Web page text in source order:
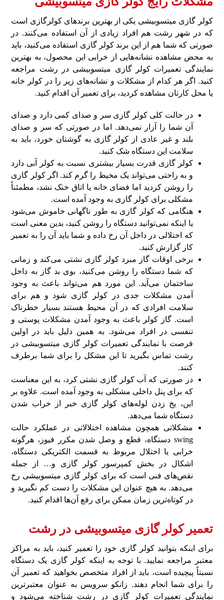
کولر گازی میتسوبیشی یکی از بهترین برندهای کولرگازی است
که در شهر رشت هم افراد زیادی از آن استفاده می‌کنند. در
صورتی که شما هم از این برند کولر گازی استفاده می‌کنید، باید
به محض مشاهده نشانه‌هایی از خرابی این محصول، به بهترین
نمایندگی تعمیرات کولر گازی میتسوبیشی در رشت مراجعه
کنید. اگر هر کدام از مشکلات و نشانه‌های زیر را در کولر خانه
یا محل کارتان مشاهده کردید، برای تعمیر آن اقدام کنید.
در حالت کلی کولر گازی سر و صدای کمی دارد و صدای
آن شما را آزار نمی‌دهد. اما در صورتی که سر و صدای
بلند و غیر عادی از کولر گازی به گوشتان خورد، باید به
سلامت این دستگاه شک کنید.
کولر گازی قدرت بسیار بیشتری نسبت به کولر آبی دارد
و به راحتی می‌تواند یک محیط را گرم کند. اگر کولر گازی
را روشن کردید اما فضای خانه یا اتاق خنک نشد، مطمئناً
مشکلی برای کولر گازی به وجود آمده است.
هنگامی که کولر گازی به طور ناگهانی خاموش می‌شود
یا اینکه نمی‌توانید دستگاه را روشن کنید، بدین معنی است
که اختلالی در داخل آن رخ داده و شما باید آن را به تعمیر
کار گزارش کنید.
برخی اوقات گاز مبرد کولر گازی نشتی می‌کند و زمانی
که شما دستگاه را روشن می‌کنید، بوی بد گاز به داخل
ساختمان می‌آید. این مورد هم می‌تواند باعث به وجود
آمدن مشکلات جدی در کولر گازی شود و هم برای
سلامت افرادی که در آن محیط هستند بسیار خطرناک
است. گاز کولر باعث به وجود آمدن مشکلات پوستی و
تنفسی در افراد می‌شود. به همین دلیل باید در اولین
فرصت با نمایندگی تعمیرات کولر گازی میتسوبیشی در
رشت تماس بگیرید تا این مشکل را برای شما برطرف
کنند.
در صورتی که آب کولر گازی نشتی کرد، به این معناست
که برای پنل داخلی مشکلی به وجود آمده است. علاوه بر
این، یخ زدن لوله‌های کولر گازی خبر از خراب شدن
دستگاه شما می‌دهد.
مشکلاتی همچون مشاهده اختلالاتی در عملکرد حالت
swing دستگاه، قطع و وصل شدن مکرر فیوز، هرگونه
خرابی یا اختلال مربوط به قسمت الکتریکی دستگاه،
اشکال در بخش کمپرسور کولر گازی و… از جمله
نقص‌های فنی است که برای کولر گازی میتسوبیشی رخ
می‌دهد. به هیچ عنوان این مشکلات را دست کم نگیرید و
در کوتاه‌ترین زمان ممکن برای رفع آن‌ها اقدام کنید.
تعمیر کولر گازی میتسوبیشی در رشت
برای اینکه بتوانید کولر گازی خود را تعمیر کنید، باید به مراکز
معتبر مراجعه نمایید. با توجه به اینکه کولر گازی یک دستگاه
نسبتاً پیچیده است، باید از افراد متخصص بخواهید که تعمیر آن
را برای شما انجام دهند. زانکو سرویس به عنوان معتبرترین
نمایندگی تعمیرات کولر گازی در رشت شناخته می‌شود و